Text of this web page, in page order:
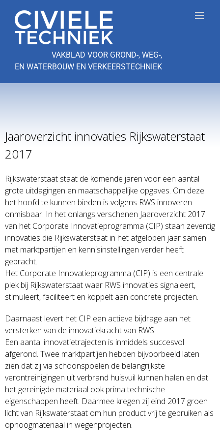
naar
inhoud
VAKBLAD VOOR GROND-, WEG-,
EN WATERBOUW EN VERKEERSTECHNIEK
Jaaroverzicht innovaties Rijkswaterstaat
2017
Rijkswaterstaat staat de komende jaren voor een aantal
grote uitdagingen en maatschappelijke opgaves. Om deze
het hoofd te kunnen bieden is volgens RWS innoveren
onmisbaar. In het onlangs verschenen Jaaroverzicht 2017
van het Corporate Innovatieprogramma (CIP) staan zeventig
innovaties die Rijkswaterstaat in het afgelopen jaar samen
met marktpartijen en kennisinstellingen verder heeft
gebracht.
Het Corporate Innovatieprogramma (CIP) is een centrale
plek bij Rijkswaterstaat waar RWS innovaties signaleert,
stimuleert, faciliteert en koppelt aan concrete projecten.
Daarnaast levert het CIP een actieve bijdrage aan het
versterken van de innovatiekracht van RWS.
Een aantal innovatietrajecten is inmiddels succesvol
afgerond. Twee marktpartijen hebben bijvoorbeeld laten
zien dat zij via schoonspoelen de belangrijkste
verontreinigingen uit verbrand huisvuil kunnen halen en dat
het gereinigde materiaal ook prima technische
eigenschappen heeft. Daarmee kregen zij eind 2017 groen
licht van Rijkswaterstaat om hun product vrij te gebruiken als
ophoogmateriaal in wegenprojecten.